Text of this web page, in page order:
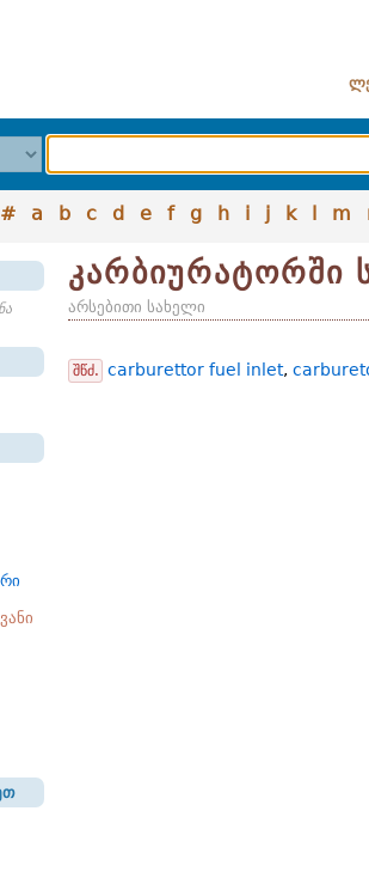
# a b c d e f g h i j k l m
კარბიურატორში
არსებითი სახელი
შწძ. carburettor fuel inlet,